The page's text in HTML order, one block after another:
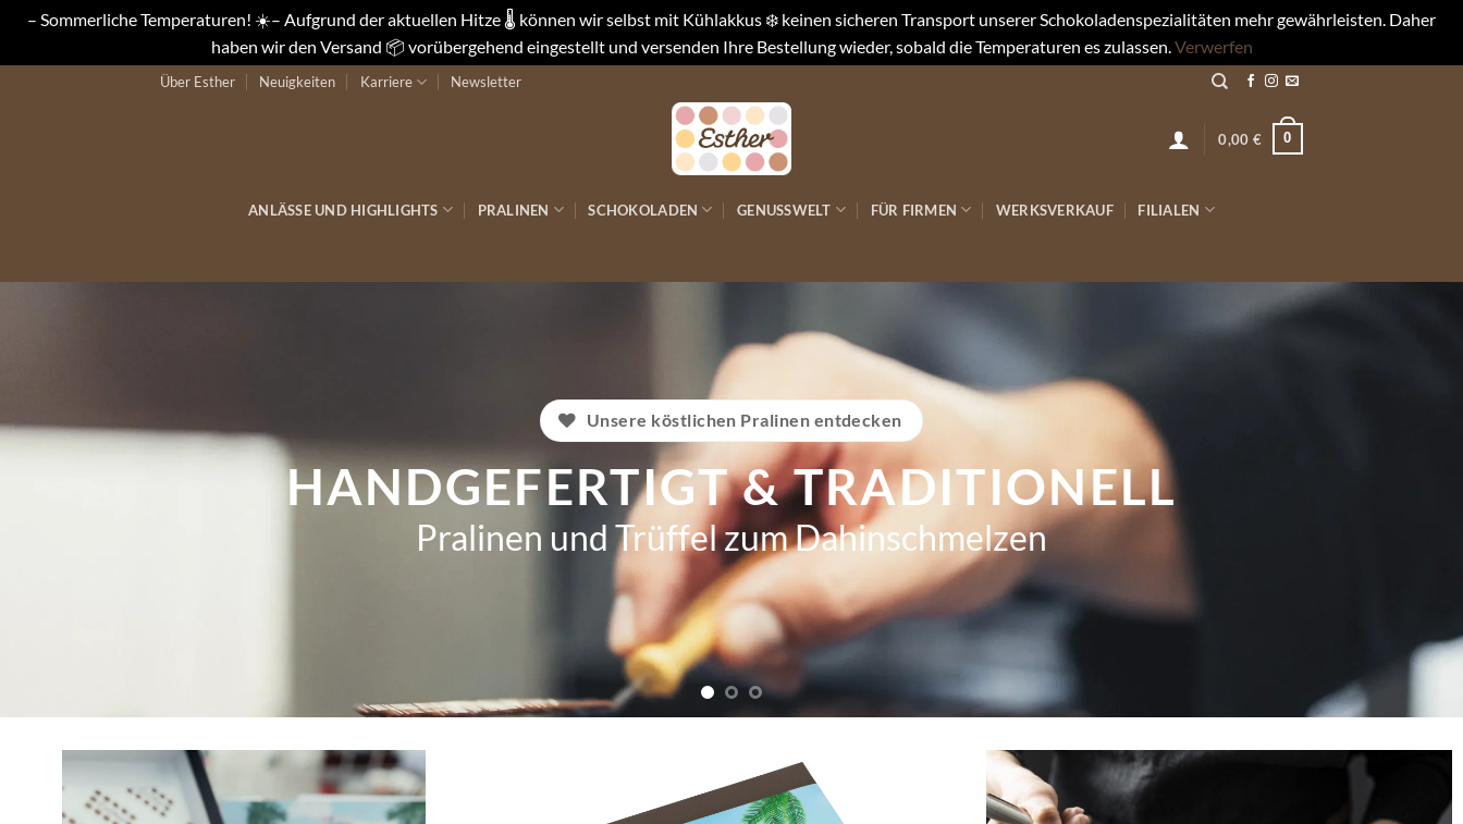
– Sommerliche Temperaturen! ☀️– Aufgrund der aktuellen Hitze 🌡️ können wir selbst mit Kühlakkus ❄️ keinen sicheren Transport unserer Schokoladenspezialitäten mehr gewährleisten. Daher
haben wir den Versand 📦 vorübergehend eingestellt und versenden Ihre Bestellung wieder, sobald die Temperaturen es zulassen.Verwerfen
Über Esther Neuigkeiten Karriere Newsletter
0,00 € 0
ANLÄSSE UND HIGHLIGHTS PRALINEN SCHOKOLADEN GENUSSWELT FÜR FIRMEN WERKSVERKAUF FILIALEN
PRALINENHANDWERK
Unsere Pralinen und Schokoladenmanukaktur